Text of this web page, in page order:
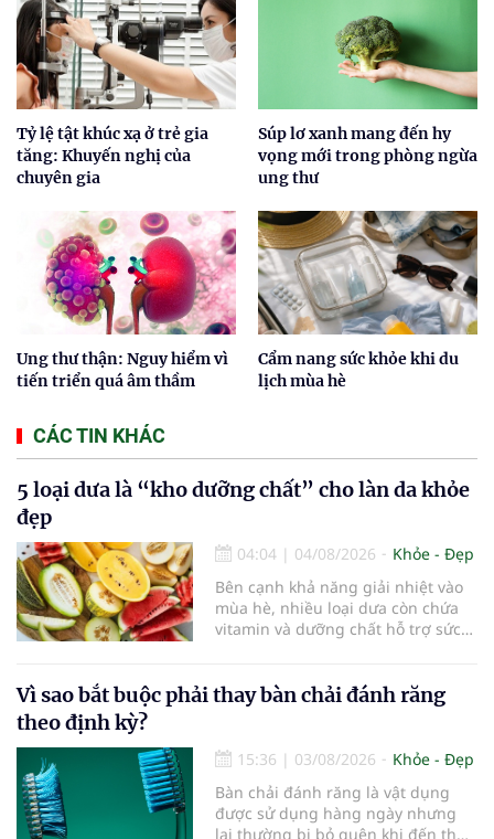
Tỷ lệ tật khúc xạ ở trẻ gia
tăng: Khuyến nghị của
chuyên gia
Súp lơ xanh mang đến hy
vọng mới trong phòng ngừa
ung thư
Ung thư thận: Nguy hiểm vì
tiến triển quá âm thầm
Cẩm nang sức khỏe khi du
lịch mùa hè
CÁC TIN KHÁC
5 loại dưa là “kho dưỡng chất” cho làn da khỏe
đẹp
04:04 | 04/08/2026
Khỏe - Đẹp
Bên cạnh khả năng giải nhiệt vào
mùa hè, nhiều loại dưa còn chứa
vitamin và dưỡng chất hỗ trợ sức
Vì sao bắt buộc phải thay bàn chải đánh răng
theo định kỳ?
15:36 | 03/08/2026
Khỏe - Đẹp
Bàn chải đánh răng là vật dụng
được sử dụng hàng ngày nhưng
lại thường bị bỏ quên khi đến thời